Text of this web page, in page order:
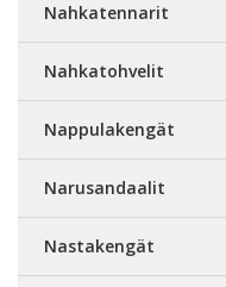
Nahkatennarit
Nahkatohvelit
Nappulakengät
Narusandaalit
Nastakengät